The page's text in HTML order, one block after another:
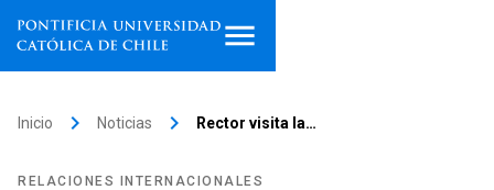
Inicio keyboard_arrow_right Noticias keyboard_arrow_right Rector visita la…
RELACIONES INTERNACIONALES